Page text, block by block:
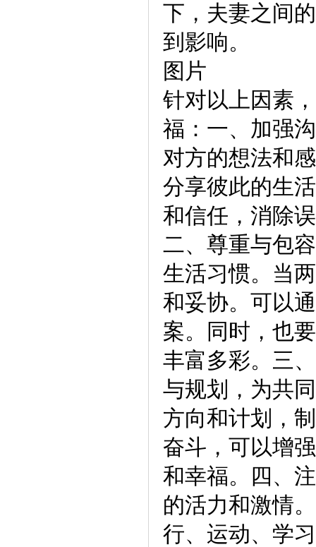
下，夫妻之间
到影响。
图片
针对以上因素
福：一、加强
对方的想法和
分享彼此的生
和信任，消除
二、尊重与包
生活习惯。当
和妥协。可以
案。同时，也
丰富多彩。三
与规划，为共
方向和计划，
奋斗，可以增
和幸福。四、
的活力和激情
行、运动、学